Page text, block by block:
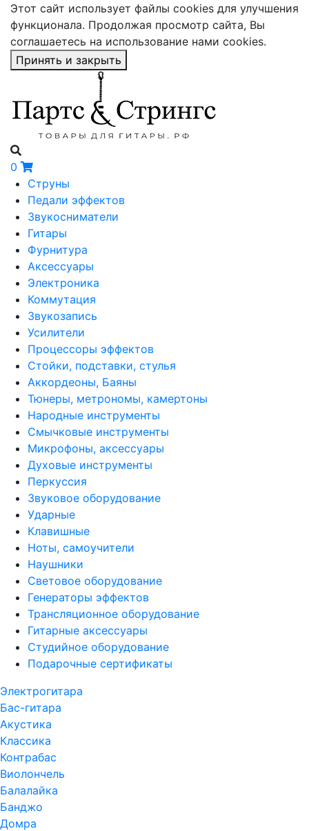
Этот сайт использует файлы cookies для улучшения
функционала. Продолжая просмотр сайта, Вы
соглашаетесь на использование нами cookies.
Принять и закрыть
0
Струны
Педали эффектов
Звукосниматели
Гитары
Фурнитура
Аксессуары
Электроника
Коммутация
Звукозапись
Усилители
Процессоры эффектов
Стойки, подставки, стулья
Аккордеоны, Баяны
Тюнеры, метрономы, камертоны
Народные инструменты
Смычковые инструменты
Микрофоны, аксессуары
Духовые инструменты
Перкуссия
Звуковое оборудование
Ударные
Клавишные
Ноты, самоучители
Наушники
Световое оборудование
Генераторы эффектов
Трансляционное оборудование
Гитарные аксессуары
Студийное оборудование
Подарочные сертификаты
Электрогитара
Бас-гитара
Акустика
Классика
Контрабас
Виолончель
Балалайка
Банджо
Домра